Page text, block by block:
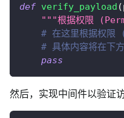
def verify_payload (
"""根据权限
# 在这里根据权限
# 具体内容将在下
pass
然后，实现中间件以验证